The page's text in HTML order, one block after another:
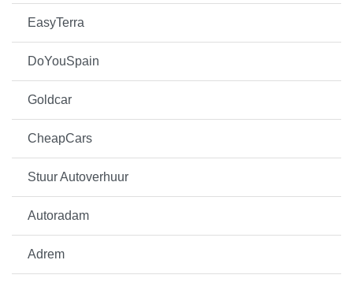
EasyTerra
DoYouSpain
Goldcar
CheapCars
Stuur Autoverhuur
Autoradam
Adrem